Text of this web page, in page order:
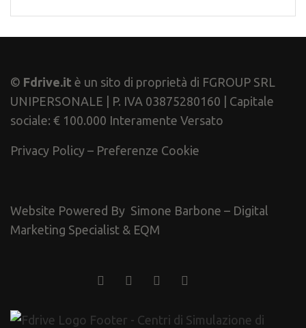
© Fdrive.it è un sito di proprietà di FGROUP SRL
UNIPERSONALE | P. IVA 03875280160 | Capitale
sociale: € 100.000 Interamente Versato
Privacy Policy – Preferenze Cookie
Website Powered By Simone Barbone – Digital
Marketing Specialist & EQM